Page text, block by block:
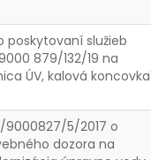
poskytovaní služieb
879/132/19 na
ÚV, kalová
9000827/5/2017 o
dozora na